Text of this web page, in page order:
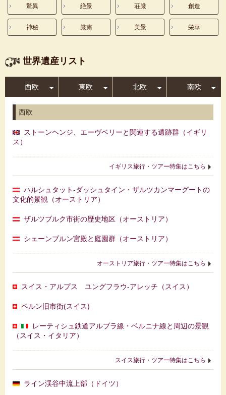
驚異 絶景 荘厳 創造
神秘 厳粛 美景 栄華
世界遺産リスト
西欧 東欧 北欧 南欧
西欧
ストーンヘンジ、エーヴベリーと関連する遺跡群（イギリ
ス）
イギリス旅行・ツアー特集はこちら
ハルシュタット‐ダッシュタイン・ザルツカンマーグートの
文化的景観（オーストリア）
ザルツブルク市街の歴史地区（オーストリア）
シェーンブルン宮殿と庭園群（オーストリア）
オーストリア旅行・ツアー特集はこちら
スイス・アルプス ユングフラウ‐アレッチ（スイス）
ベルン旧市街(スイス)
レーティシュ鉄道アルブラ線・ベルニナ線と周辺の景観
（スイス・イタリア）
スイス旅行・ツアー特集はこちら
ライン渓谷中流上部（ドイツ）